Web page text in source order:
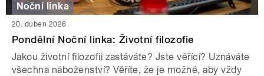
Noční linka
20. duben 2026
Pondělní Noční linka: Životní filozofie
Jakou životní filozofii zastáváte? Jste věřící? Uznáváte
všechna náboženství? Věříte, že je možné, aby vždy